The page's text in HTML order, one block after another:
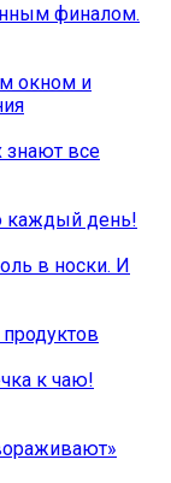
финалом.
окном и
знают все
каждый день!
в носки. И
к чаю!